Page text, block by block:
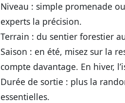
Niveau : simple promenade
experts la précision.
Terrain : du sentier forestier
Saison : en été, misez sur la
compte davantage. En hiver,
Durée de sortie : plus la
essentielles.